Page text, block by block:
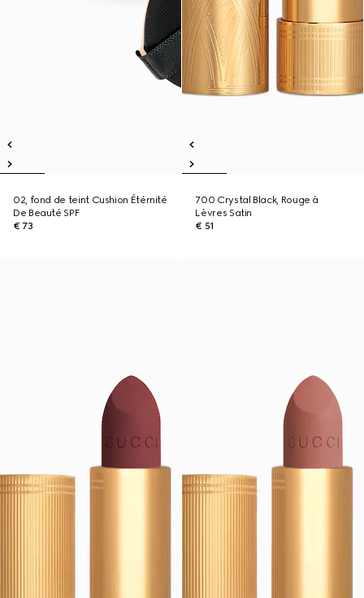
02, fond de teint Cushion Étérnité
De Beauté SPF
€ 73
700 Crystal Black, Rouge à
Lèvres Satin
€ 51